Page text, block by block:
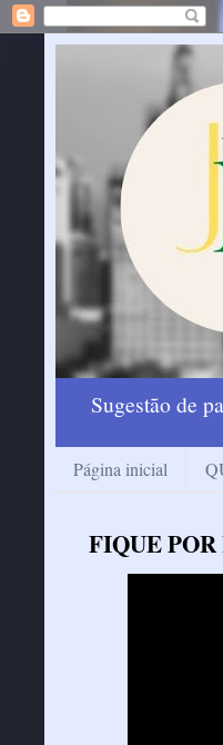
Sugestão de
Página inicial
FIQUE